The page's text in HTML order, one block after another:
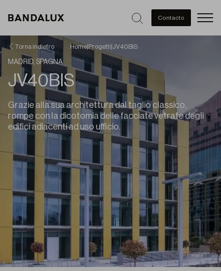
Contacto
Torna indietro Home|Progetti JV40BIS
MADRID, SPAGNA
JV40BIS
Grazie alla sua architettura dal taglio classico,
rompe con la dicotomia delle facciate vetrate degli
edifici adiacenti ad uso ufficio.